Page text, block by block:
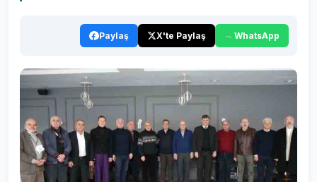
Paylaş X'te Paylaş WhatsApp